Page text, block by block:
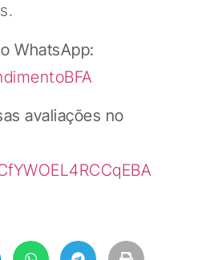
WhatsApp:
avaliações no